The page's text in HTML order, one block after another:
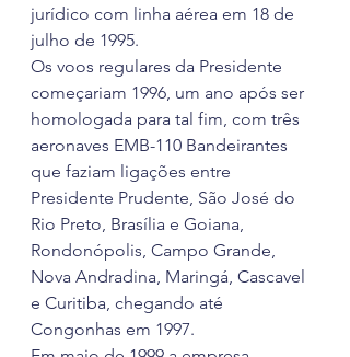
jurídico com linha aérea em 18 de
julho de 1995.
Os voos regulares da Presidente
começariam 1996, um ano após ser
homologada para tal fim, com três
aeronaves EMB-110 Bandeirantes
que faziam ligações entre
Presidente Prudente, São José do
Rio Preto, Brasília e Goiana,
Rondonópolis, Campo Grande,
Nova Andradina, Maringá, Cascavel
e Curitiba, chegando até
Congonhas em 1997.